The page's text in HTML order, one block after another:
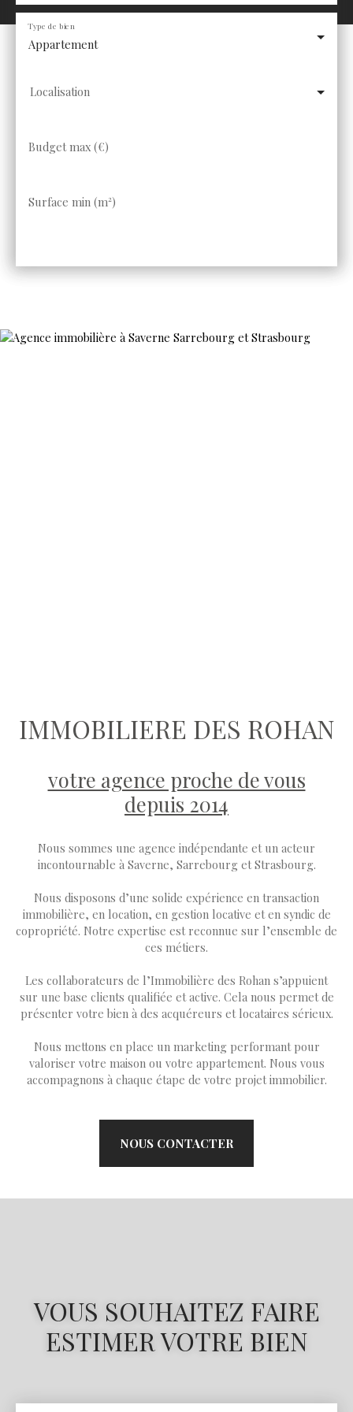
Appartement
Type de bien
Localisation
Budget max (€)
Surface min (m²)
IMMOBILIERE DES ROHAN
votre agence proche de vous
depuis 2014
Nous sommes une agence indépendante et un acteur
incontournable à Saverne, Sarrebourg et Strasbourg.
Nous disposons d’une solide expérience en transaction
immobilière, en location, en gestion locative et en syndic de
copropriété. Notre expertise est reconnue sur l’ensemble de
ces métiers.
Les collaborateurs de l’Immobilière des Rohan s’appuient
sur une base clients qualifiée et active. Cela nous permet de
présenter votre bien à des acquéreurs et locataires sérieux.
Nous mettons en place un marketing performant pour
valoriser votre maison ou votre appartement. Nous vous
accompagnons à chaque étape de votre projet immobilier.
NOUS CONTACTER
VOUS SOUHAITEZ FAIRE
ESTIMER VOTRE BIEN